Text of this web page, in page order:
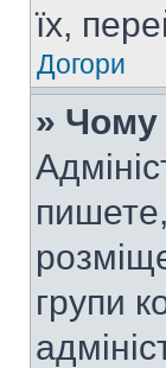
їх,
Догори
» Чому
групи